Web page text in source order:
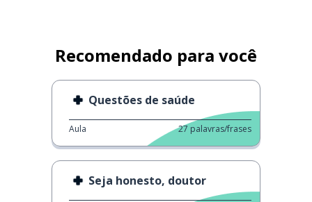
Recomendado para você
Questões de saúde
Aula 27 palavras/frases
Seja honesto, doutor